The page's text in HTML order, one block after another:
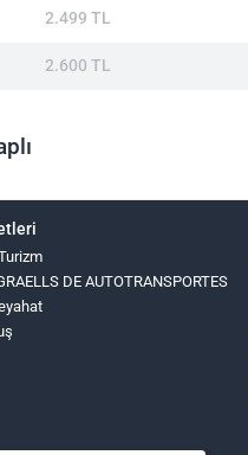
2.499 TL
2.600 TL
DE AUTOTRANSPORTES